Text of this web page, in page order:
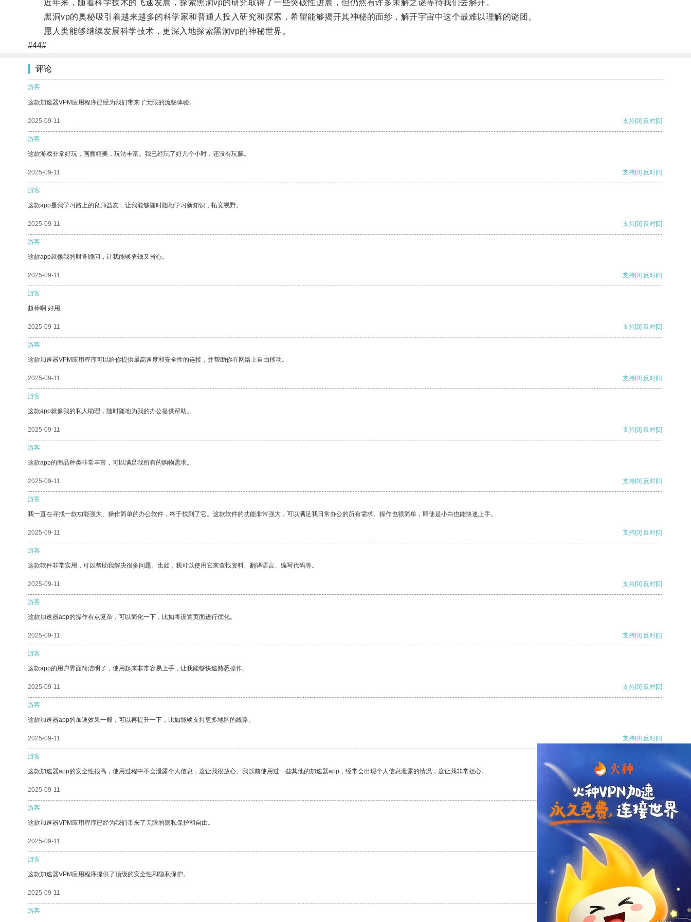
近年来，随着科学技术的飞速发展，探索黑洞vp的研究取得了一些突破性进展，但仍然有许多未解之谜等待我们去解开。
黑洞vp的奥秘吸引着越来越多的科学家和普通人投入研究和探索，希望能够揭开其神秘的面纱，解开宇宙中这个最难以理解的谜团。
愿人类能够继续发展科学技术，更深入地探索黑洞vp的神秘世界。
#44#
评论
游客
这款加速器VPM应用程序已经为我们带来了无限的流畅体验。
2025-09-11 支持[0] 反对[0]
游客
这款游戏非常好玩，画面精美，玩法丰富。我已经玩了好几个小时，还没有玩腻。
2025-09-11 支持[0] 反对[0]
游客
这款app是我学习路上的良师益友，让我能够随时随地学习新知识，拓宽视野。
2025-09-11 支持[0] 反对[0]
游客
这款app就像我的财务顾问，让我能够省钱又省心。
2025-09-11 支持[0] 反对[0]
游客
超棒啊 好用
2025-09-11 支持[0] 反对[0]
游客
这款加速器VPM应用程序可以给你提供最高速度和安全性的连接，并帮助你在网络上自由移动。
2025-09-11 支持[0] 反对[0]
游客
这款app就像我的私人助理，随时随地为我的办公提供帮助。
2025-09-11 支持[0] 反对[0]
游客
这款app的商品种类非常丰富，可以满足我所有的购物需求。
2025-09-11 支持[0] 反对[0]
游客
我一直在寻找一款功能强大、操作简单的办公软件，终于找到了它。这款软件的功能非常强大，可以满足我日常办公的所有需求。操作也很简单，即使是小白也能快速上手。
2025-09-11 支持[0] 反对[0]
游客
这款软件非常实用，可以帮助我解决很多问题。比如，我可以使用它来查找资料、翻译语言、编写代码等。
2025-09-11 支持[0] 反对[0]
游客
这款加速器app的操作有点复杂，可以简化一下，比如将设置页面进行优化。
2025-09-11 支持[0] 反对[0]
游客
这款app的用户界面简洁明了，使用起来非常容易上手，让我能够快速熟悉操作。
2025-09-11 支持[0] 反对[0]
游客
这款加速器app的加速效果一般，可以再提升一下，比如能够支持更多地区的线路。
2025-09-11 支持[0] 反对[0]
游客
这款加速器app的安全性很高，使用过程中不会泄露个人信息，这让我很放心。我以前使用过一些其他的加速器app，经常会出现个人信息泄露的情况，这让我非常担心。
2025-09-11 支持[0] 反对
游客
这款加速器VPM应用程序已经为我们带来了无限的隐私保护和自由。
2025-09-11 支持
游客
这款加速器VPM应用程序提供了顶级的安全性和隐私保护。
2025-09-11 反对 [0]
游客